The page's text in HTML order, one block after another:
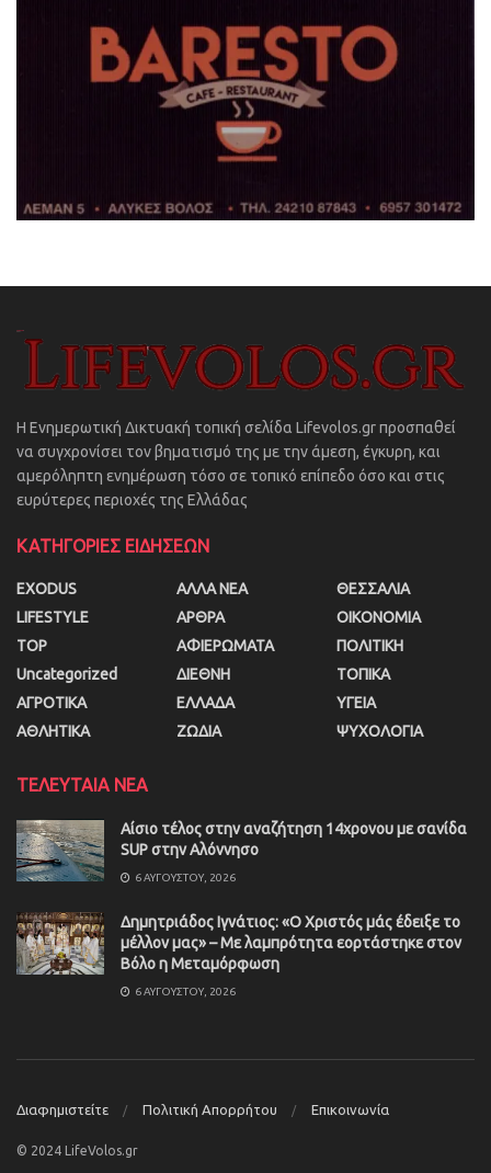
Η Ενημερωτική Δικτυακή τοπική σελίδα Lifevolos.gr προσπαθεί
να συγχρονίσει τον βηματισμό της με την άμεση, έγκυρη, και
αμερόληπτη ενημέρωση τόσο σε τοπικό επίπεδο όσο και στις
ευρύτερες περιοχές της Ελλάδας
ΚΑΤΗΓΟΡΙΕΣ ΕΙΔΗΣΕΩΝ
EXODUS
LIFESTYLE
TOP
Uncategorized
ΑΓΡΟΤΙΚΑ
ΑΘΛΗΤΙΚΑ
ΑΛΛΑ ΝΕΑ
ΑΡΘΡΑ
ΑΦΙΕΡΩΜΑΤΑ
ΔΙΕΘΝΗ
ΕΛΛΑΔΑ
ΖΩΔΙΑ
ΘΕΣΣΑΛΙΑ
ΟΙΚΟΝΟΜΙΑ
ΠΟΛΙΤΙΚΗ
ΤΟΠΙΚΑ
ΥΓΕΙΑ
ΨΥΧΟΛΟΓΙΑ
ΤΕΛΕΥΤΑΙΑ ΝΕΑ
Αίσιο τέλος στην αναζήτηση 14χρονου με σανίδα
SUP στην Αλόννησο
6 ΑΥΓΟΎΣΤΟΥ, 2026
Δημητριάδος Ιγνάτιος: «Ο Χριστός μάς έδειξε το
μέλλον μας» – Με λαμπρότητα εορτάστηκε στον
Βόλο η Μεταμόρφωση
6 ΑΥΓΟΎΣΤΟΥ, 2026
Διαφημιστείτε Πολιτική Απορρήτου Επικοινωνία
© 2024 LifeVolos.gr